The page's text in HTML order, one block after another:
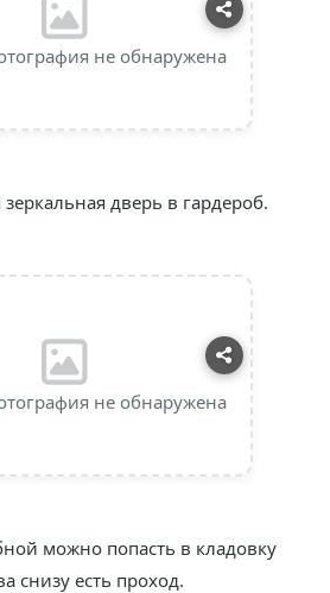
не обнаружена
зеркальная дверь в гардероб.
не обнаружена
можно попасть в кладовку
снизу есть проход.